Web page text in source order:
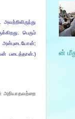
பெரும்
அன்புடையோன்;
படைத்தான்.)
அறியாதவற்றை
ன்